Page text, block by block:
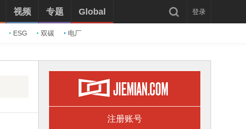
ESG 双碳 电厂
视频 专题 Global 登录
注册账号